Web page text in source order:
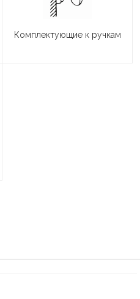
Комплектующие к ручкам